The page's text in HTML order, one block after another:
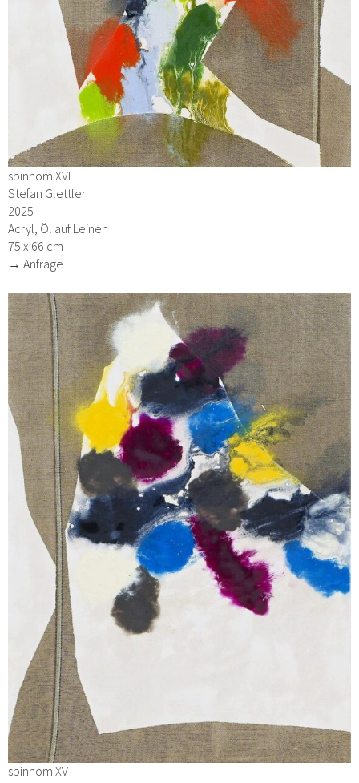
spinnom XVI
Stefan Glettler
2025
Acryl, Öl auf Leinen
75 x 66 cm
→ Anfrage
spinnom XV